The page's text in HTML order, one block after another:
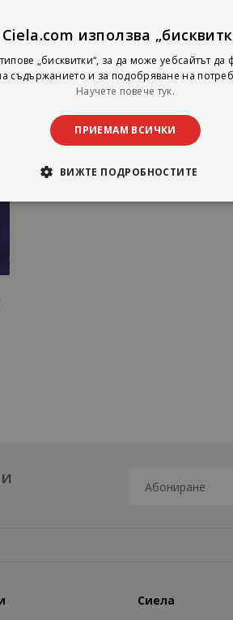
Сиела
Ciela.com използва
„бисквитки“, за да може уебсайтът
съдържанието и за подобряване на
Научете повече тук.
ПРИЕМАМ ВСИЧКИ
ВИЖТЕ ПОДРОБНОСТИТЕ